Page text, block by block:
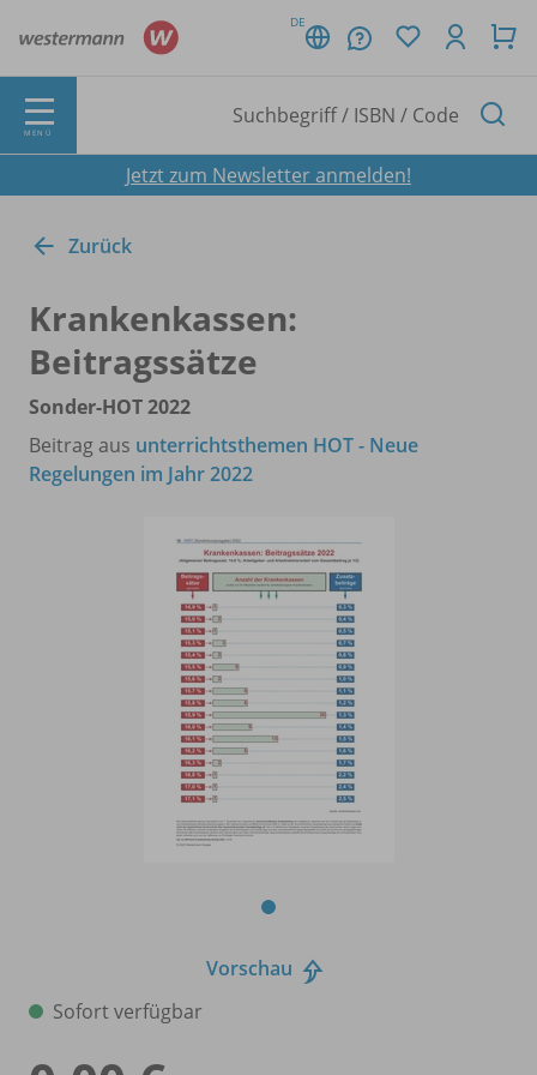
DE
MENÜ
Jetzt zum Newsletter anmelden!
Zurück
Krankenkassen:
Beitragssätze
Sonder-HOT 2022
Beitrag aus unterrichtsthemen HOT - Neue
Regelungen im Jahr 2022
Vorschau
Sofort verfügbar